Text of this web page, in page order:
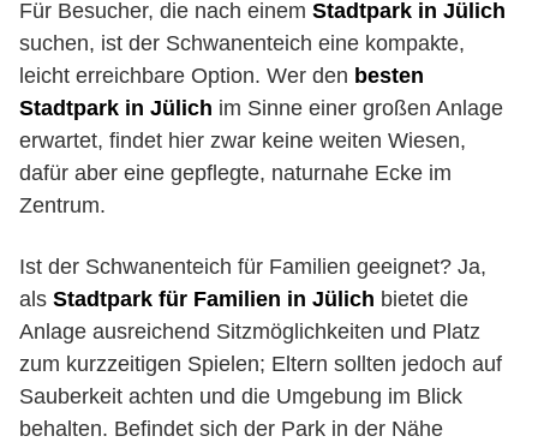
Für Besucher, die nach einem Stadtpark in Jülich
suchen, ist der Schwanenteich eine kompakte,
leicht erreichbare Option. Wer den besten
Stadtpark in Jülich im Sinne einer großen Anlage
erwartet, findet hier zwar keine weiten Wiesen,
dafür aber eine gepflegte, naturnahe Ecke im
Zentrum.
Ist der Schwanenteich für Familien geeignet? Ja,
als Stadtpark für Familien in Jülich bietet die
Anlage ausreichend Sitzmöglichkeiten und Platz
zum kurzzeitigen Spielen; Eltern sollten jedoch auf
Sauberkeit achten und die Umgebung im Blick
behalten. Befindet sich der Park in der Nähe